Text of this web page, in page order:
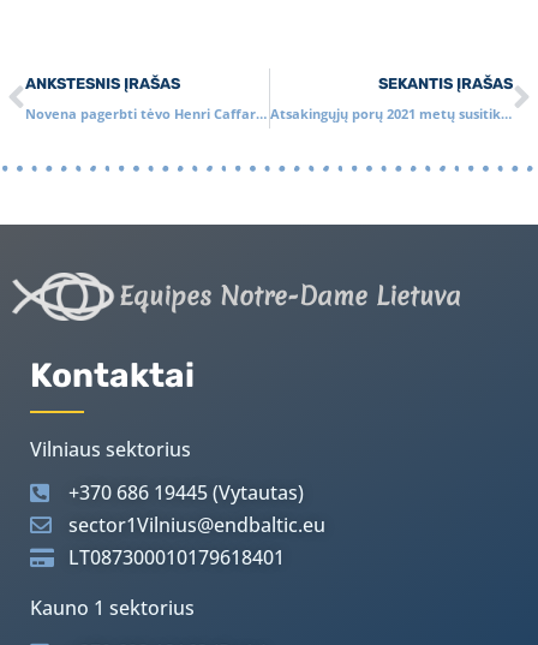
ANKSTESNIS ĮRAŠAS
Novena pagerbti tėvo Henri Caffarel mirties metines
SEKANTIS ĮRAŠAS
Atsakingųjų porų 2021 metų susitikimas
Equipes Notre-Dame Lietuva
Kontaktai
Vilniaus sektorius
+370 686 19445 (Vytautas)
sector1Vilnius@endbaltic.eu
LT087300010179618401
Kauno 1 sektorius